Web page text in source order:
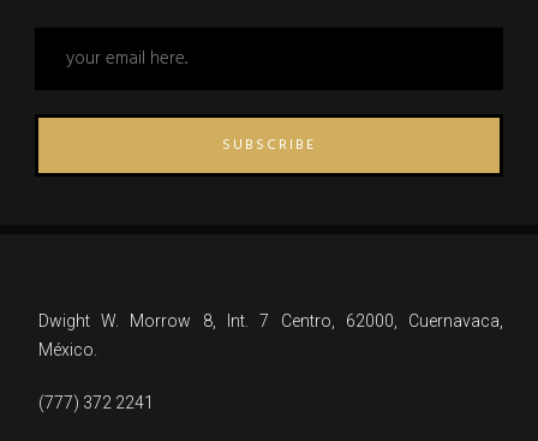
SUBSCRIBE
Dwight W. Morrow 8, Int. 7 Centro, 62000, Cuernavaca,
México.
(777) 372 2241